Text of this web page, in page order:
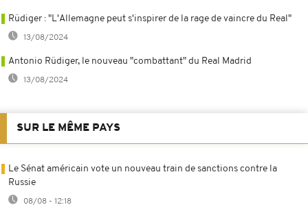
Rüdiger : "L'Allemagne peut s'inspirer de la rage de vaincre du Real"
13/08/2024
Antonio Rüdiger, le nouveau "combattant" du Real Madrid
13/08/2024
SUR LE MÊME PAYS
Le Sénat américain vote un nouveau train de sanctions contre la
Russie
08/08 - 12:18